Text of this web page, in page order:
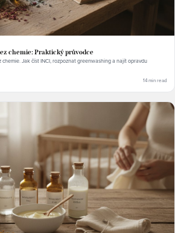
chemie: Praktický průvodce
Jak číst INCI, rozpoznat greenwashing a najít opravdu
14 min read